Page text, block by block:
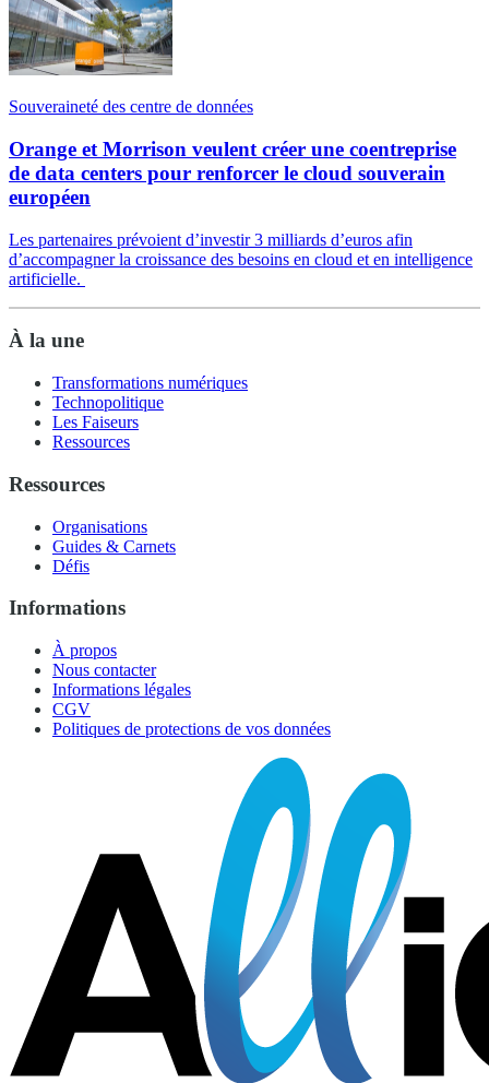
Souveraineté des centre de données
Orange et Morrison veulent créer une coentreprise
de data centers pour renforcer le cloud souverain
européen
Les partenaires prévoient d’investir 3 milliards d’euros afin
d’accompagner la croissance des besoins en cloud et en intelligence
artificielle.
À la une
Transformations numériques
Technopolitique
Les Faiseurs
Ressources
Ressources
Organisations
Guides & Carnets
Défis
Informations
À propos
Nous contacter
Informations légales
CGV
Politiques de protections de vos données